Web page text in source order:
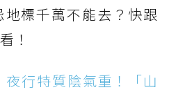
標千萬不能去？快跟
！
行特質陰氣重！「山